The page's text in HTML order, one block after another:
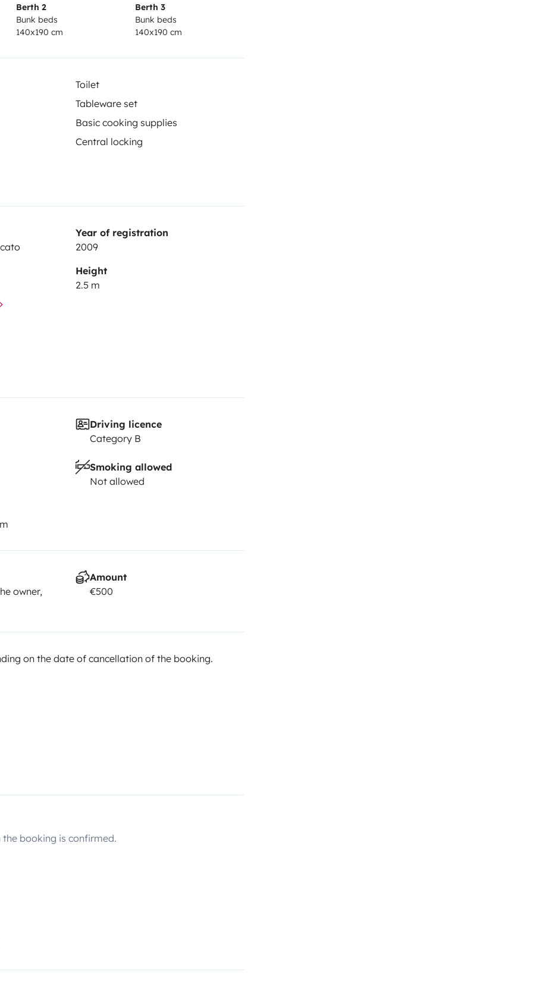
disponibilidade e pedido
taxa extra.).
Berth 2
Bunk beds
140x190 cm
Berth 3
Bunk beds
140x190 cm
Toilet
Tableware set
Basic cooking supplies
Central locking
Year of registration
2009
Height
2.5 m
Driving licence
Category B
Smoking allowed
Not allowed
owner,
Amount
€500
on the date of cancellation of the booking.
booking is confirmed.